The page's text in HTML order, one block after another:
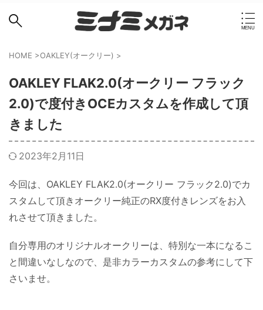
HOME >OAKLEY(オークリー) >
OAKLEY FLAK2.0(オークリー フラック
2.0)で度付きOCEカスタムを作成して頂
きました
2023年2月11日
今回は、OAKLEY FLAK2.0(オークリー フラック2.0)でカ
スタムして頂きオークリー純正のRX度付きレンズをお入
れさせて頂きました。
自分専用のオリジナルオークリーは、特別な一本になるこ
と間違いなしなので、是非カラーカスタムの参考にして下
さいませ。